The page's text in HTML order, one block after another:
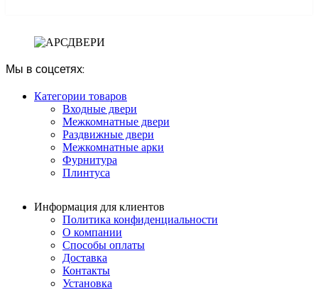
Мы в соцсетях:
Категории товаров
Входные двери
Межкомнатные двери
Раздвижные двери
Межкомнатные арки
Фурнитура
Плинтуса
Информация для клиентов
Политика конфиденциальности
О компании
Способы оплаты
Доставка
Контакты
Установка